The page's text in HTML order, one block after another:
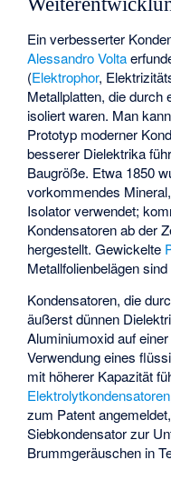
Ein verbesserter
Alessandro Volta
(Elektrophor,
Metallplatten, die durch
isoliert waren. Man
Prototyp moderner
besserer Dielektrika
Baugröße. Etwa 1850
vorkommendes
Isolator verwendet;
Kondensatoren ab der
hergestellt. Gewickelte
Metallfolienbelägen
Kondensatoren, die
äußerst dünnen
Aluminiumoxid auf
Verwendung eines
mit höherer Kapazität
Elektrolytkondensatoren
zum Patent angemeldet,
Siebkondensator zur
Brummgeräuschen in